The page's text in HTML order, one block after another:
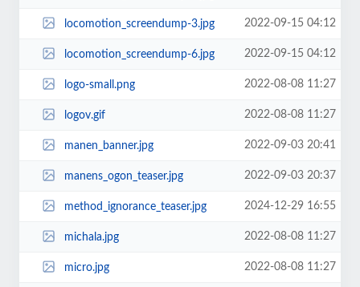
locomotion_screendump-3.jpg 2022-09-15 04:12
locomotion_screendump-6.jpg 2022-09-15 04:12
logo-small.png 2022-08-08 11:27
logov.gif 2022-08-08 11:27
manen_banner.jpg 2022-09-03 20:41
manens_ogon_teaser.jpg 2022-09-03 20:37
method_ignorance_teaser.jpg 2024-12-29 16:55
michala.jpg 2022-08-08 11:27
micro.jpg 2022-08-08 11:27